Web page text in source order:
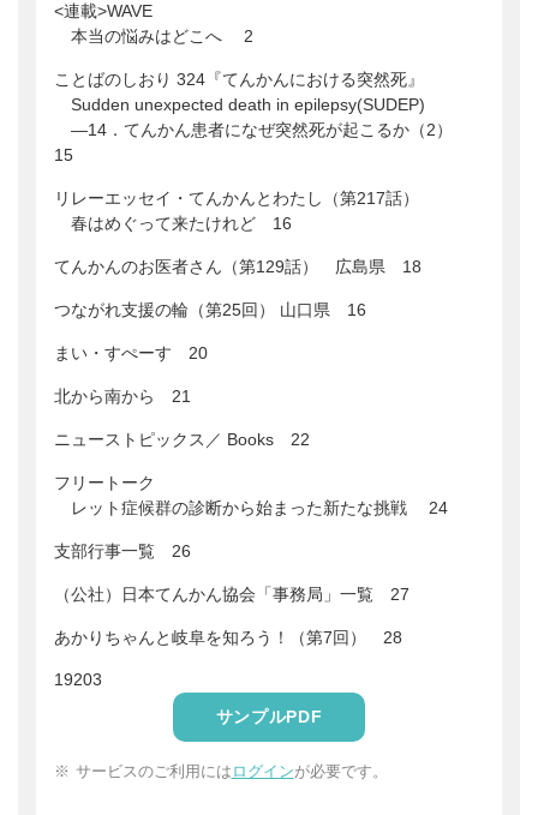
<連載>WAVE
本当の悩みはどこへ 2
ことばのしおり 324『てんかんにおける突然死』
Sudden unexpected death in epilepsy(SUDEP)
―14．てんかん患者になぜ突然死が起こるか（2）
15
リレーエッセイ・てんかんとわたし（第217話）
春はめぐって来たけれど 16
てんかんのお医者さん（第129話） 広島県 18
つながれ支援の輪（第25回） 山口県 16
まい・すぺーす 20
北から南から 21
ニューストピックス／ Books 22
フリートーク
レット症候群の診断から始まった新たな挑戦 24
支部行事一覧 26
（公社）日本てんかん協会「事務局」一覧 27
あかりちゃんと岐阜を知ろう！（第7回） 28
19203
サンプルPDF
サービスのご利用には ログインが必要です。